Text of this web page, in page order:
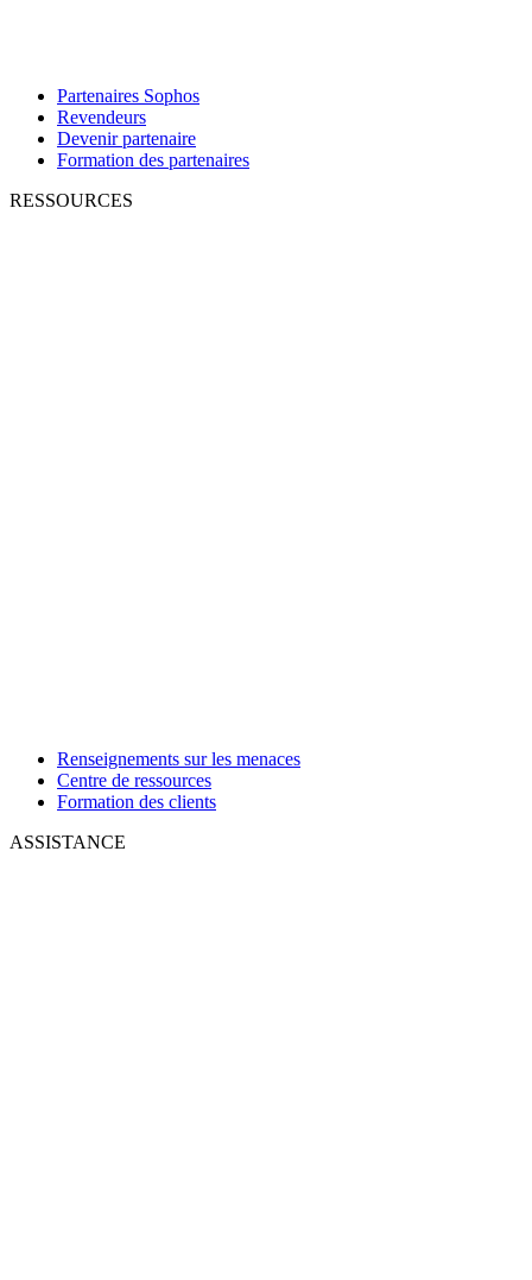
Partenaires Sophos
Revendeurs
Devenir partenaire
Formation des partenaires
RESSOURCES
Renseignements sur les menaces
Centre de ressources
Formation des clients
ASSISTANCE